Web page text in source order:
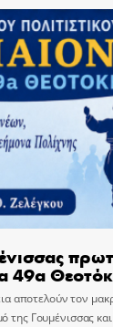
49α
αποτελούν τον
της Γουμένισσας